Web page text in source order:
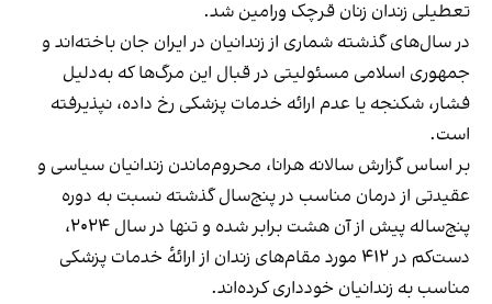
تعطیلی زندان زنان قرچک ورامین شد.
در سال‌های گذشته شماری از زندانیان در ایران جان باخته‌اند و
جمهوری اسلامی مسئولیتی در قبال این مرگ‌ها که به‌دلیل
فشار، شکنجه یا عدم ارائه خدمات پزشکی رخ داده، نپذیرفته
است.
بر اساس گزارش سالانه هرانا، محروم‌ماندن زندانیان سیاسی و
عقیدتی از درمان مناسب در پنج‌سال گذشته نسبت به دوره
پنج‌ساله پیش از آن هشت‌ برابر شده و تنها در سال ۲۰۲۴،
دست‌کم در ۴۱۲ مورد مقام‌های زندان از ارائهٔ خدمات پزشکی
مناسب به زندانیان خودداری کرده‌اند.